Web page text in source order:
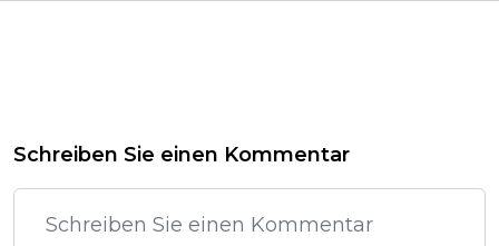
Schreiben Sie einen Kommentar